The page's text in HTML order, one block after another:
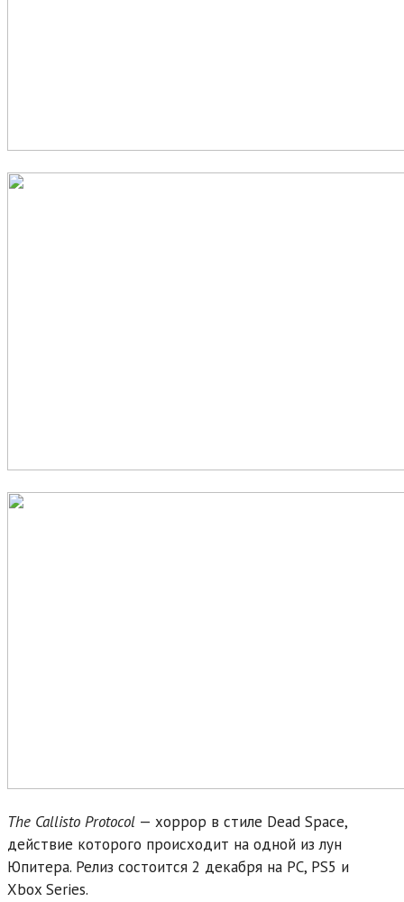
The Callisto Protocol — хоррор в стиле Dead Space,
действие которого происходит на одной из лун
Юпитера. Релиз состоится 2 декабря на PC, PS5 и
Xbox Series.